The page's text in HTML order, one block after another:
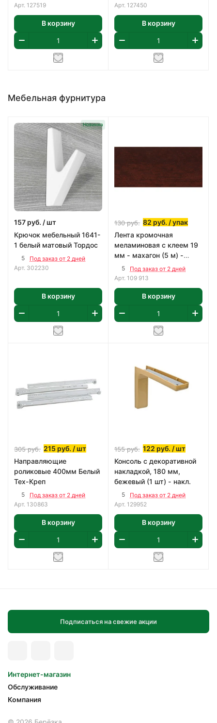
Арт. 127519
В корзину
Арт. 127450
В корзину
Мебельная фурнитура
Новинка
157 руб. / шт
Крючок мебельный 1641-
1 белый матовый Тордос
5
Под заказ от 2 дней
Арт. 302230
В корзину
130руб. 82 руб. / упак
Лента кромочная
меламиновая с клеем 19
мм - махагон (5 м) -
пакет Tech-Krep109913
5
Под заказ от 2 дней
Арт. 109 913
В корзину
305руб. 215 руб. / шт
Направляющие
роликовые 400мм Белый
Тех-Креп
5
Под заказ от 2 дней
Арт. 130863
В корзину
155руб. 122 руб. / шт
Консоль с декоративной
накладкой, 180 мм,
бежевый (1 шт) - накл.
5
Под заказ от 2 дней
Арт. 129952
В корзину
Подписаться на свежие акции
Интернет-магазин
Обслуживание
Компания